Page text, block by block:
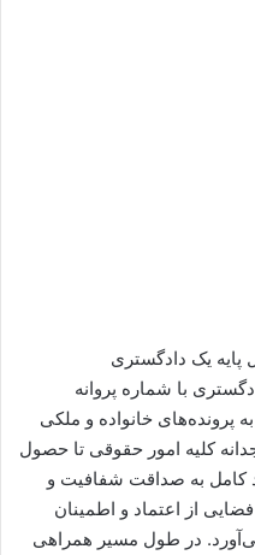
پایه یک دادگستری
با شماره پروانه
به پرونده‌های خانواده و ملکی
کلیه امور حقوقی تا حصول
کامل به صداقت شفافیت و
از اعتماد و اطمینان
در طول مسیر همراهی